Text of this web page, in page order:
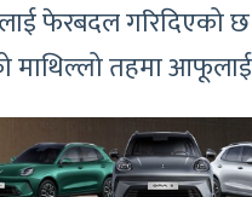
फेरबदल गरिदिएको
माथिल्लो तहमा